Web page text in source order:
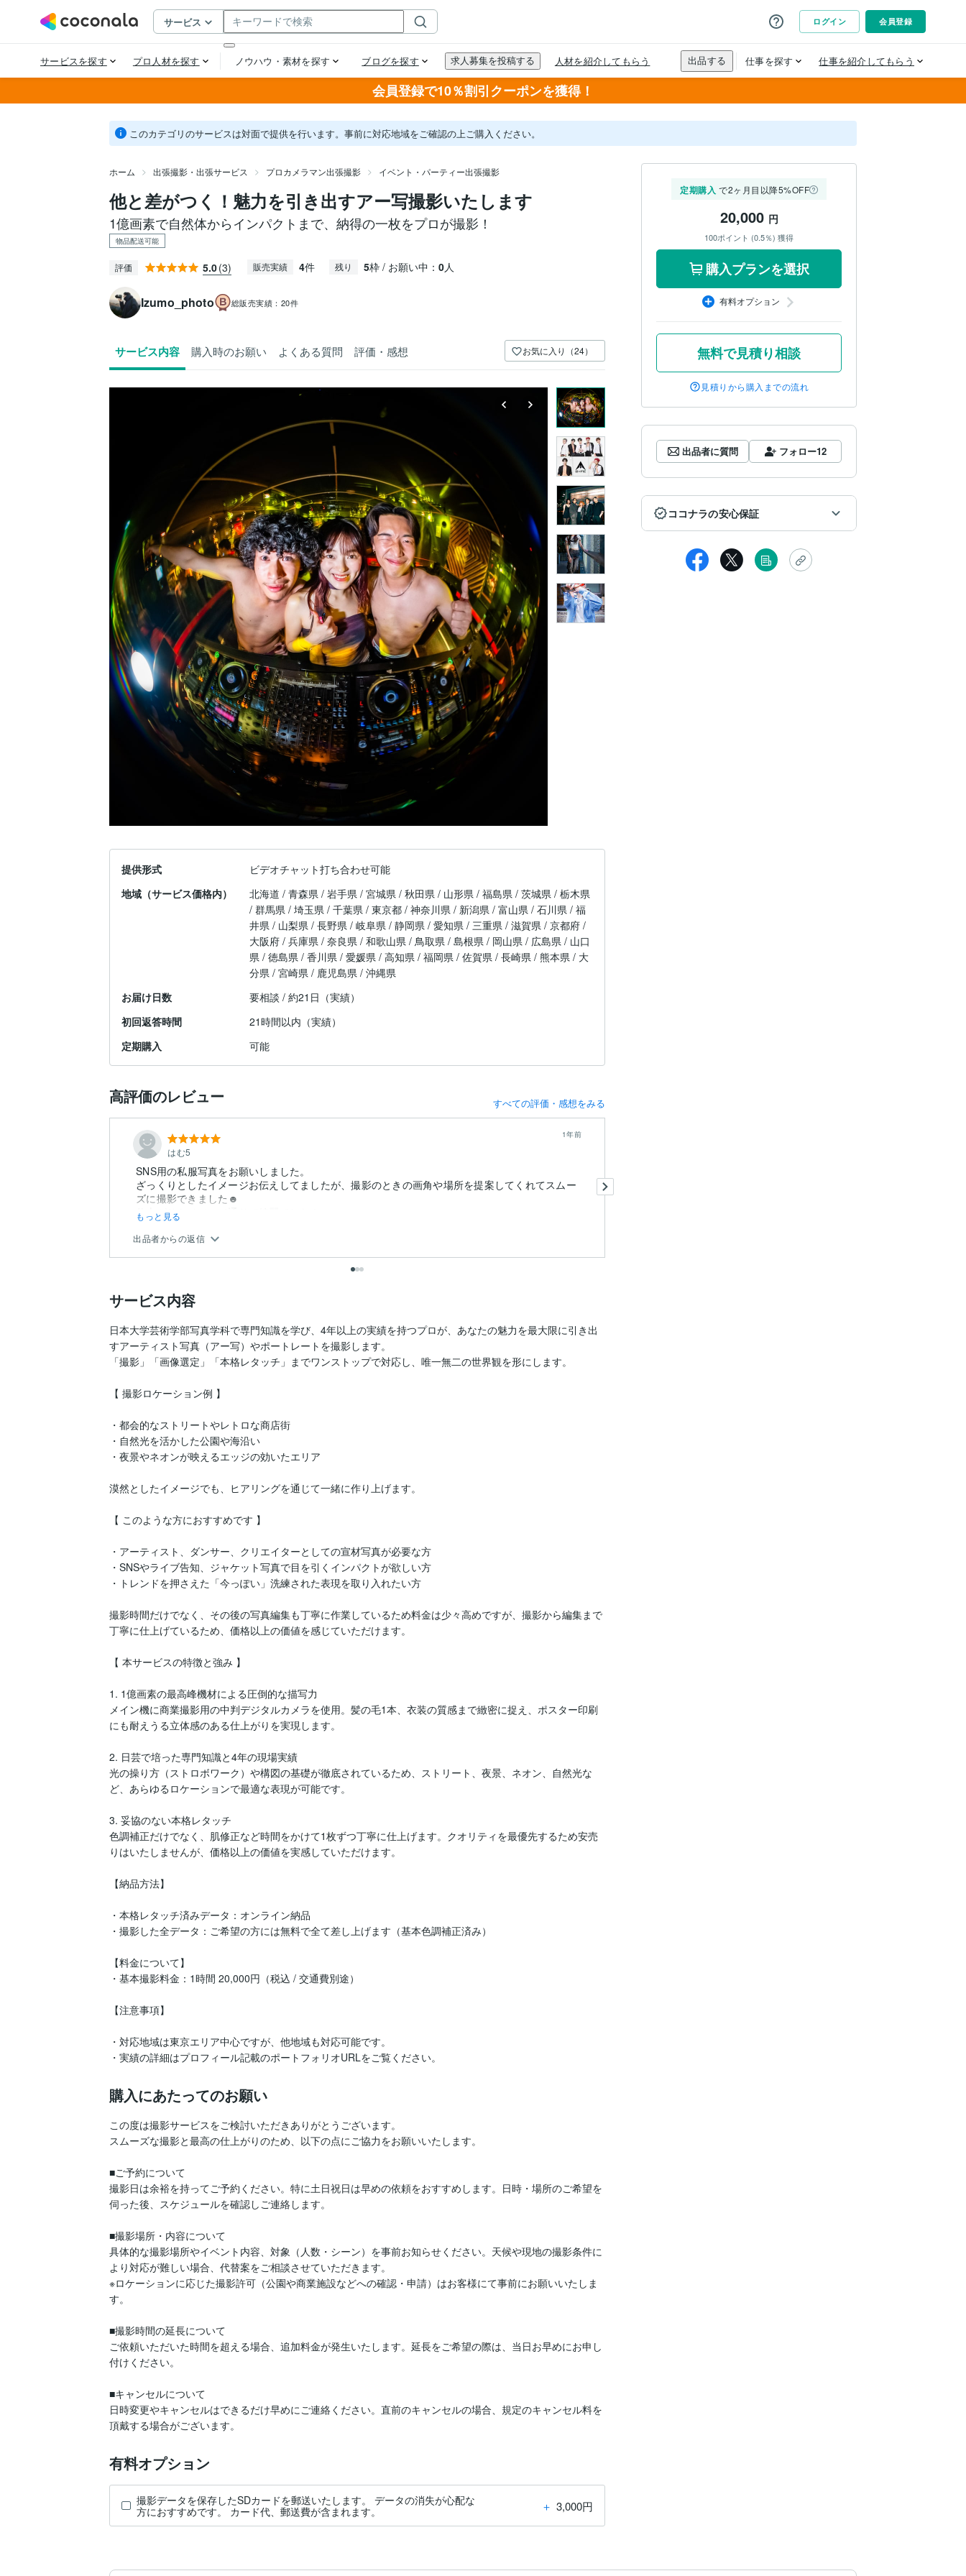
会員登録で10％割引クーポンを獲得！
このカテゴリのサービスは対面で提供を行います。事前に対応地域をご確認の上ご購入ください。
ホーム 出張撮影・出張サービス プロカメラマン出張撮影 イベント・パーティー出張撮影
他と差がつく！魅力を引き出すアー写撮影いたします
1億画素で自然体からインパクトまで、納得の一枚をプロが撮影！
物品配送可能
評価 5.0(3) 販売実績 4件 残り 5枠 / お願い中： 0人
Izumo_photo 総販売実績： 20件
サービス内容 購入時のお願い よくある質問 評価・感想 お気に入り（24）
提供形式
ビデオチャット打ち合わせ可能
地域（サービス価格内）
北海道 / 青森県 / 岩手県 / 宮城県 / 秋田県 / 山形県 / 福島県 / 茨城県 / 栃木県
/ 群馬県 / 埼玉県 / 千葉県 / 東京都 / 神奈川県 / 新潟県 / 富山県 / 石川県 / 福
井県 / 山梨県 / 長野県 / 岐阜県 / 静岡県 / 愛知県 / 三重県 / 滋賀県 / 京都府 /
大阪府 / 兵庫県 / 奈良県 / 和歌山県 / 鳥取県 / 島根県 / 岡山県 / 広島県 / 山口
県 / 徳島県 / 香川県 / 愛媛県 / 高知県 / 福岡県 / 佐賀県 / 長崎県 / 熊本県 / 大
分県 / 宮崎県 / 鹿児島県 / 沖縄県
お届け日数
要相談 / 約21日（実績）
初回返答時間
21時間以内（実績）
定期購入
可能
高評価のレビュー すべての評価・感想をみる
はむ5
1年前
SNS用の私服写真をお願いしました。
ざっくりとしたイメージお伝えしてましたが、撮影のときの画角や場所を提案してくれてスムー
ズに撮影できました☻
仕上がりもイメージ通りで綺麗でした！
もっと見る
出品者からの返信
サービス内容
日本大学芸術学部写真学科で専門知識を学び、4年以上の実績を持つプロが、あなたの魅力を最大限に引き出
すアーティスト写真（アー写）やポートレートを撮影します。
「撮影」「画像選定」「本格レタッチ」までワンストップで対応し、唯一無二の世界観を形にします。
【 撮影ロケーション例 】
・都会的なストリートやレトロな商店街
・自然光を活かした公園や海沿い
・夜景やネオンが映えるエッジの効いたエリア
漠然としたイメージでも、ヒアリングを通じて一緒に作り上げます。
【 このような方におすすめです 】
・アーティスト、ダンサー、クリエイターとしての宣材写真が必要な方
・SNSやライブ告知、ジャケット写真で目を引くインパクトが欲しい方
・トレンドを押さえた「今っぽい」洗練された表現を取り入れたい方
撮影時間だけでなく、その後の写真編集も丁寧に作業しているため料金は少々高めですが、撮影から編集まで
丁寧に仕上げているため、価格以上の価値を感じていただけます。
【 本サービスの特徴と強み 】
1. 1億画素の最高峰機材による圧倒的な描写力
メイン機に商業撮影用の中判デジタルカメラを使用。髪の毛1本、衣装の質感まで緻密に捉え、ポスター印刷
にも耐えうる立体感のある仕上がりを実現します。
2. 日芸で培った専門知識と4年の現場実績
光の操り方（ストロボワーク）や構図の基礎が徹底されているため、ストリート、夜景、ネオン、自然光な
ど、あらゆるロケーションで最適な表現が可能です。
3. 妥協のない本格レタッチ
色調補正だけでなく、肌修正など時間をかけて1枚ずつ丁寧に仕上げます。クオリティを最優先するため安売
りはいたしませんが、価格以上の価値を実感していただけます。
【納品方法】
・本格レタッチ済みデータ：オンライン納品
・撮影した全データ：ご希望の方には無料で全て差し上げます（基本色調補正済み）
【料金について】
・基本撮影料金：1時間 20,000円（税込 / 交通費別途）
【注意事項】
・対応地域は東京エリア中心ですが、他地域も対応可能です。
・実績の詳細はプロフィール記載のポートフォリオURLをご覧ください。
購入にあたってのお願い
この度は撮影サービスをご検討いただきありがとうございます。
スムーズな撮影と最高の仕上がりのため、以下の点にご協力をお願いいたします。
■ご予約について
撮影日は余裕を持ってご予約ください。特に土日祝日は早めの依頼をおすすめします。日時・場所のご希望を
伺った後、スケジュールを確認しご連絡します。
■撮影場所・内容について
具体的な撮影場所やイベント内容、対象（人数・シーン）を事前お知らせください。天候や現地の撮影条件に
より対応が難しい場合、代替案をご相談させていただきます。
※ロケーションに応じた撮影許可（公園や商業施設などへの確認・申請）はお客様にて事前にお願いいたしま
す。
■撮影時間の延長について
ご依頼いただいた時間を超える場合、追加料金が発生いたします。延長をご希望の際は、当日お早めにお申し
付けください。
■キャンセルについて
日時変更やキャンセルはできるだけ早めにご連絡ください。直前のキャンセルの場合、規定のキャンセル料を
頂戴する場合がございます。
有料オプション
撮影データを保存したSDカードを郵送いたします。 データの消失が心配な
方におすすめです。 カード代、郵送費が含まれます。
＋ 3,000円
定期購入 で2ヶ月目以降5%OFF
20,000 円
100ポイント (0.5％) 獲得
購入プランを選択
有料オプション
無料で見積り相談
見積りから購入までの流れ
出品者に質問 フォロー12
ココナラの安心保証